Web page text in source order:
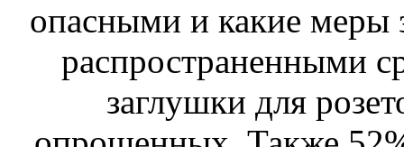
опасными и какие меры
распространенными
заглушки для